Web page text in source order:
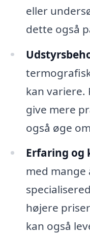
eller
dette også
kan variere.
give mere
også øge
Erfaring
med mange
højere
kan også